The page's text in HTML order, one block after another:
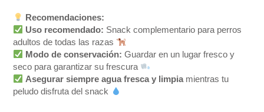
Recomendaciones:
Uso recomendado: Snack complementario para perros
adultos de todas las razas
Modo de conservación: Guardar en un lugar fresco y
seco para garantizar su frescura
Asegurar siempre agua fresca y limpia mientras tu
peludo disfruta del snack